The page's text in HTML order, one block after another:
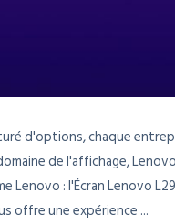
d'options, chaque
de l'affichage,
Lenovo : l'Écran Lenovo
offre une expérience ...